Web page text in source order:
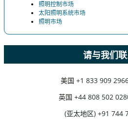
照明控制市场
太阳照明系统市场
照明市场
请与我们
美国 +1 833 909
英国 +44 808 502
(亚太地区) +91 744